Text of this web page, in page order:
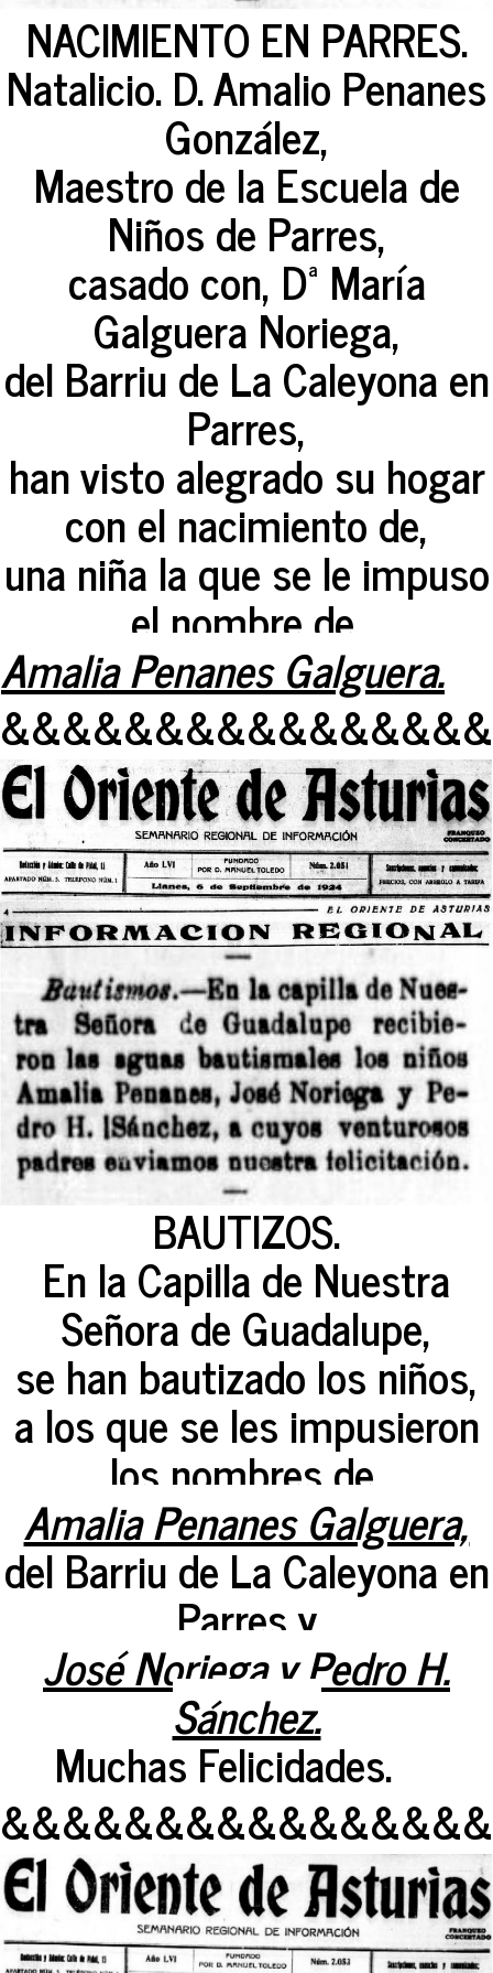
NACIMIENTO EN PARRES.
Natalicio. D. Amalio Penanes
González,
Maestro de la Escuela de
Niños de Parres,
casado con, Dª María
Galguera Noriega,
del Barriu de La Caleyona en
Parres,
han visto alegrado su hogar
con el nacimiento de,
una niña la que se le impuso
el nombre de,
Amalia Penanes Galguera.
BAUTIZOS.
En la Capilla de Nuestra
Señora de Guadalupe,
se han bautizado los niños,
a los que se les impusieron
los nombres de,
Amalia Penanes Galguera,
del Barriu de La Caleyona en
Parres y
José Noriega y Pedro H.
Sánchez.
Muchas Felicidades.